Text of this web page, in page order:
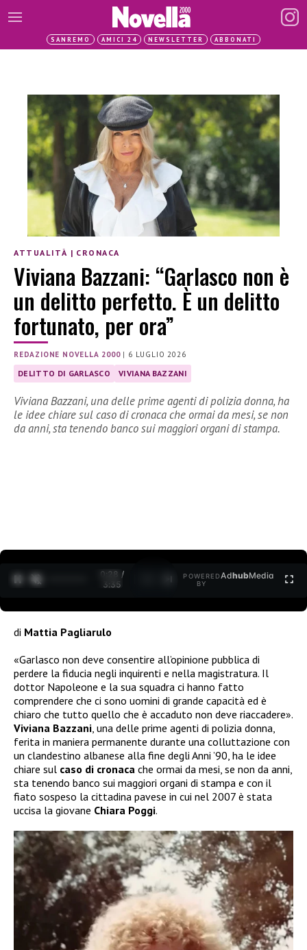
SANREMO AMICI 24 NEWSLETTER ABBONATI
ATTUALITÀ | CRONACA
Viviana Bazzani: “Garlasco non è
un delitto perfetto. È un delitto
fortunato, per ora”
REDAZIONE NOVELLA 2000| 6 LUGLIO 2026
DELITTO DI GARLASCO VIVIANA BAZZANI
Viviana Bazzani, una delle prime agenti di polizia donna, ha
le idee chiare sul caso di cronaca che ormai da mesi, se non
da anni, sta tenendo banco sui maggiori organi di stampa.
0:30 /
3:35
POWERED
BY
AdhubMedia
di Mattia Pagliarulo
«Garlasco non deve consentire all’opinione pubblica di
perdere la fiducia negli inquirenti e nella magistratura. Il
dottor Napoleone e la sua squadra ci hanno fatto
comprendere che ci sono uomini di grande capacità ed è
chiaro che tutto quello che è accaduto non deve riaccadere».
Viviana Bazzani , una delle prime agenti di polizia donna,
ferita in maniera permanente durante una colluttazione con
un clandestino albanese alla fine degli Anni ’90, ha le idee
chiare sul caso di cronaca che ormai da mesi, se non da anni,
sta tenendo banco sui maggiori organi di stampa e con il
fiato sospeso la cittadina pavese in cui nel 2007 è stata
uccisa la giovane Chiara Poggi.